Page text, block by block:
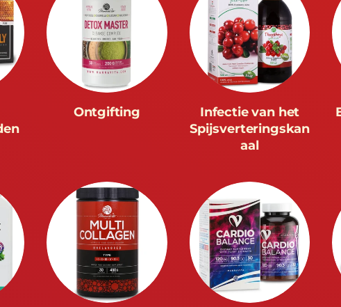
Ontgifting
Infectie van het
Spijsverteringskan
aal